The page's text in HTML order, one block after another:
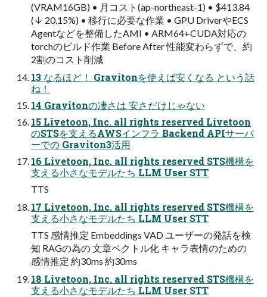
(VRAM16GB) • 月コスト(ap-northeast-1) • $413.84
(↓ 20.15%) • 移行に必要な作業 • GPU DriverやECS
Agentなどを整備したAMI • ARM64+CUDA対応の
torchのビルド作業 Before After 性能変わらずで、約
2割のコスト削減
13 なるほど！ Gravitonを使えば安くなる という話
ね！
14 Gravitonの凄さは 安さだけじゃない
15 Livetoon, Inc. all rights reserved Livetoon
のSTSを支えるAWSインフラ Backend APIサーバ
ーでの Graviton3活用
16 Livetoon, Inc. all rights reserved STS機構を
支える小さなモデルたち LLM User STT
TTS
17 Livetoon, Inc. all rights reserved STS機構を
支える小さなモデルたち LLM User STT
TTS 感情推定 Embeddings VAD ユーザーの発話を検
知 RAGの為の 文章ベクトル化 キャラ表情のための
感情推定 約30ms 約30ms
18 Livetoon, Inc. all rights reserved STS機構を
支える小さなモデルたち LLM User STT